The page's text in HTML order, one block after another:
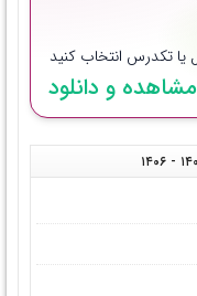
مشاهده و دانلود